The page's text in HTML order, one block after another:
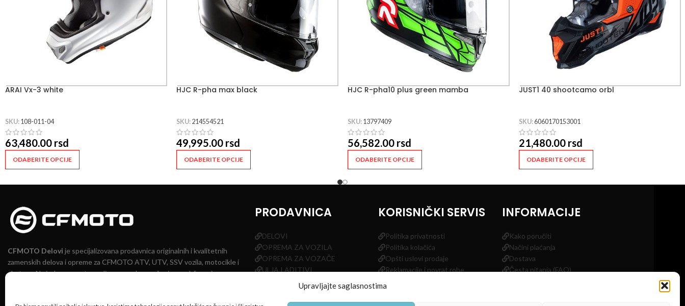
Upravljajte saglasnostima
ARAI Vx-3 white
SKU: 108-011-04
63,480.00 rsd
ODABERITE OPCIJE
HJC R-pha max black
SKU: 214554521
49,995.00 rsd
ODABERITE OPCIJE
HJC R-pha10 plus green mamba
SKU: 13797409
56,582.00 rsd
ODABERITE OPCIJE
JUST1 40 shootcamo orbl
SKU:6060170153001
21,480.00 rsd
ODABERITE OPCIJE
CFMOTO Delovi je specijalizovana prodavnica originalnih i kvalitetnih
zamenskih delova i opreme za CFMOTO ATV, UTV, SSV vozila, motocikle i
skutere. Na jednom mestu nudimo pouzdana rešenja za održavanje,
PRODAVNICA
DELOVI
OPREMA ZA VOZILA
OPREMA ZA VOZAČE
ULJA I ADITIVI
KORISNIČKI SERVIS
Politika privatnosti
Politika kolačića
Opšti uslovi prodaje
Reklamacije i povrat robe
Impressum
INFORMACIJE
Kako poručiti
Načini plaćanja
Dostava
Česta pitanja (FAQ)